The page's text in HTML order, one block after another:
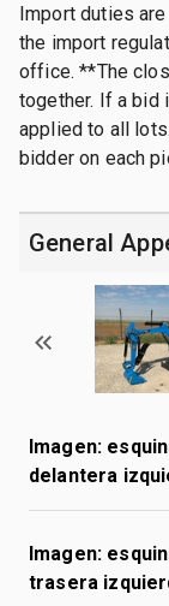
Import duties
the import
office. **The
together. If a bid
applied to all
bidder on each
General
Imagen:
delantera
Imagen:
trasera